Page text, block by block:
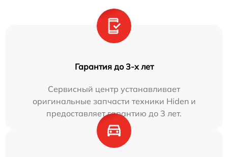
Гарантия до 3-х лет
Сервисный центр устанавливает
оригинальные запчасти техники Hiden и
предоставляет гарантию до 3 лет.